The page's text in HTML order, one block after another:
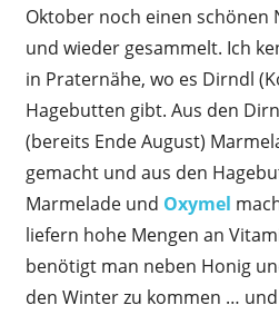
Oktober noch einen schönen
und wieder gesammelt. Ich
in Praternähe, wo es Dirndl
Hagebutten gibt. Aus den
(bereits Ende August)
gemacht und aus den
Marmelade und Oxymel
liefern hohe Mengen an
benötigt man neben Honig
den Winter zu kommen …